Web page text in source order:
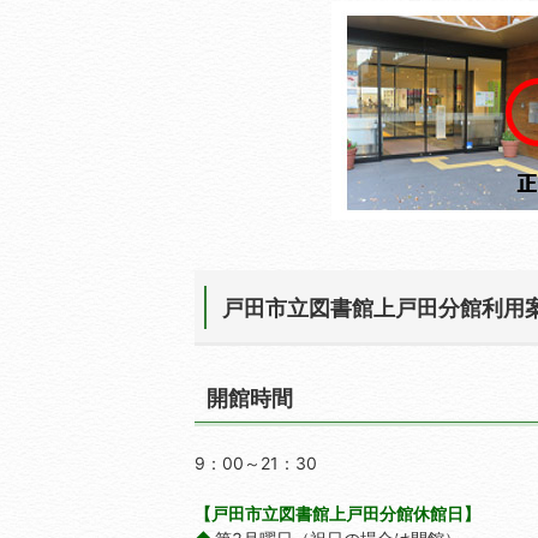
戸田市立図書館上戸田分館利用
開館時間
9：00～21：30
【戸田市立図書館上戸田分館休館日】